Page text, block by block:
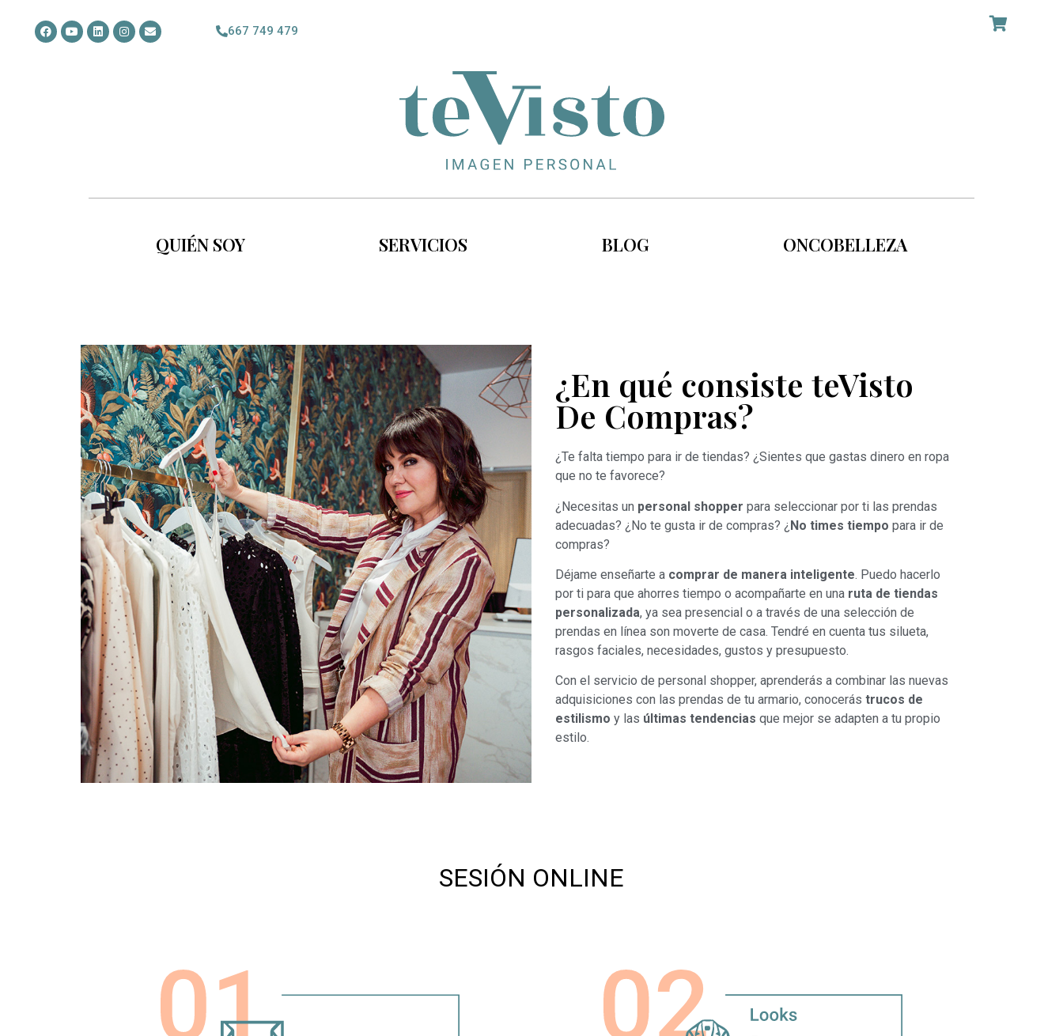
667 749 479
QUIÉN SOY SERVICIOS BLOG ONCOBELLEZA
¿En qué consiste teVisto
De Compras?
¿Te falta tiempo para ir de tiendas? ¿Sientes que gastas dinero en ropa
que no te favorece?
¿Necesitas un personal shopper para seleccionar por ti las prendas
adecuadas? ¿No te gusta ir de compras? ¿ No times tiempo para ir de
compras?
Déjame enseñarte a comprar de manera inteligente. Puedo hacerlo
por ti para que ahorres tiempo o acompañarte en una ruta de tiendas
personalizada, ya sea presencial o a través de una selección de
prendas en línea son moverte de casa. Tendré en cuenta tus silueta,
rasgos faciales, necesidades, gustos y presupuesto.
Con el servicio de personal shopper, aprenderás a combinar las nuevas
adquisiciones con las prendas de tu armario, conocerás trucos de
estilismo y las últimas tendencias que mejor se adapten a tu propio
estilo.
SESIÓN ONLINE